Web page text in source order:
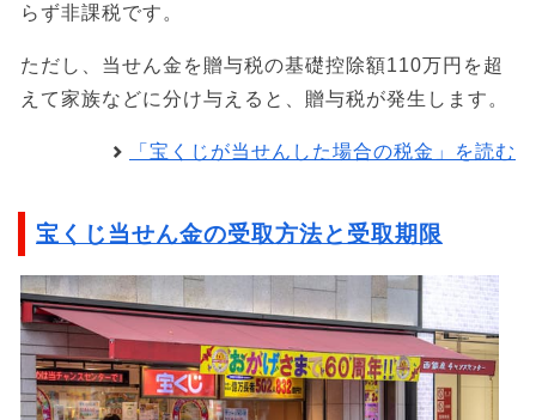
らず非課税です。
ただし、当せん金を贈与税の基礎控除額110万円を超
えて家族などに分け与えると、贈与税が発生します。
「宝くじが当せんした場合の税金」を読む
宝くじ当せん金の受取方法と受取期限